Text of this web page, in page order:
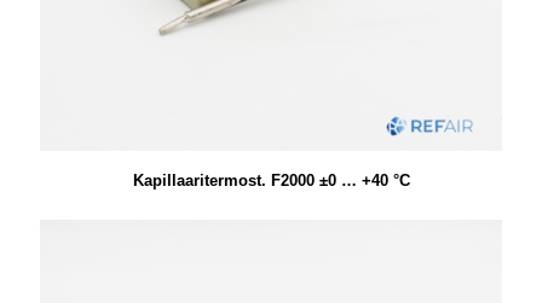
Kapillaaritermost. F2000 ±0 … +40 °C